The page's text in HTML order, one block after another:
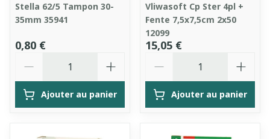
Stella 62/5 Tampon 30-
35mm 35941
0,80 €
Ajouter au panier
Vliwasoft Cp Ster 4pl +
Fente 7,5x7,5cm 2x50
12099
15,05 €
Ajouter au panier